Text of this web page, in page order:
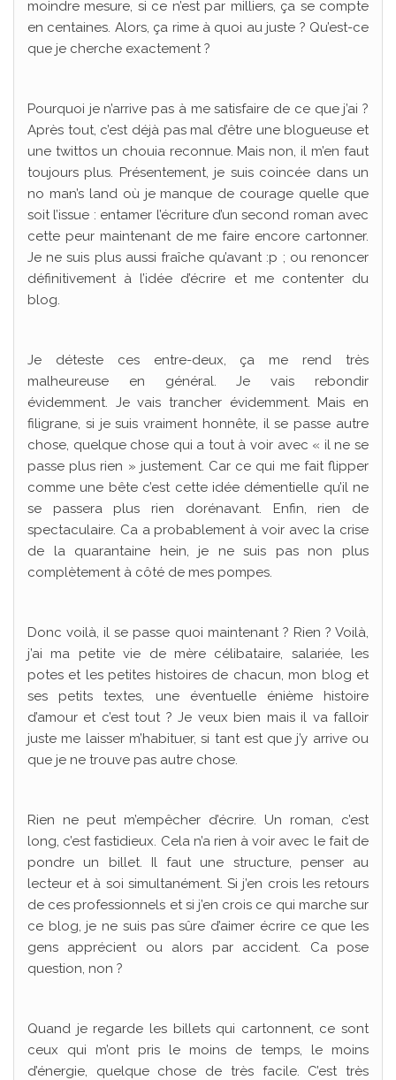
moindre mesure, si ce n’est par milliers, ça se compte
en centaines. Alors, ça rime à quoi au juste ? Qu’est-ce
que je cherche exactement ?
Pourquoi je n’arrive pas à me satisfaire de ce que j’ai ?
Après tout, c’est déjà pas mal d’être une blogueuse et
une twittos un chouia reconnue. Mais non, il m’en faut
toujours plus. Présentement, je suis coincée dans un
no man’s land où je manque de courage quelle que
soit l’issue : entamer l’écriture d’un second roman avec
cette peur maintenant de me faire encore cartonner.
Je ne suis plus aussi fraîche qu’avant :p ; ou renoncer
définitivement à l’idée d’écrire et me contenter du
blog.
Je déteste ces entre-deux, ça me rend très
malheureuse en général. Je vais rebondir
évidemment. Je vais trancher évidemment. Mais en
filigrane, si je suis vraiment honnête, il se passe autre
chose, quelque chose qui a tout à voir avec « il ne se
passe plus rien » justement. Car ce qui me fait flipper
comme une bête c’est cette idée démentielle qu’il ne
se passera plus rien dorénavant. Enfin, rien de
spectaculaire. Ca a probablement à voir avec la crise
de la quarantaine hein, je ne suis pas non plus
complètement à côté de mes pompes.
Donc voilà, il se passe quoi maintenant ? Rien ? Voilà,
j’ai ma petite vie de mère célibataire, salariée, les
potes et les petites histoires de chacun, mon blog et
ses petits textes, une éventuelle énième histoire
d’amour et c’est tout ? Je veux bien mais il va falloir
juste me laisser m’habituer, si tant est que j’y arrive ou
que je ne trouve pas autre chose.
Rien ne peut m’empêcher d’écrire. Un roman, c’est
long, c’est fastidieux. Cela n’a rien à voir avec le fait de
pondre un billet. Il faut une structure, penser au
lecteur et à soi simultanément. Si j’en crois les retours
de ces professionnels et si j’en crois ce qui marche sur
ce blog, je ne suis pas sûre d’aimer écrire ce que les
gens apprécient ou alors par accident. Ca pose
question, non ?
Quand je regarde les billets qui cartonnent, ce sont
ceux qui m’ont pris le moins de temps, le moins
d’énergie, quelque chose de très facile. C’est très